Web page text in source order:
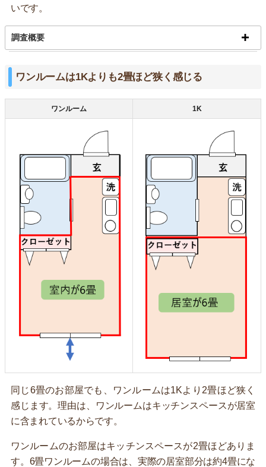
いです。
調査概要
ワンルームは1Kよりも2畳ほど狭く感じる
ワンルーム 1K
同じ6畳のお部屋でも、ワンルームは1Kより2畳ほど狭く
感じます。理由は、ワンルームはキッチンスペースが居室
に含まれているからです。
ワンルームのお部屋はキッチンスペースが2畳ほどありま
す。6畳ワンルームの場合は、実際の居室部分は約4畳にな